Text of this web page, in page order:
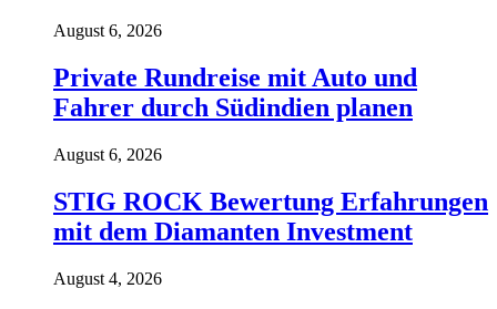
August 6, 2026
Private Rundreise mit Auto und
Fahrer durch Südindien planen
August 6, 2026
STIG ROCK Bewertung Erfahrungen
mit dem Diamanten Investment
August 4, 2026